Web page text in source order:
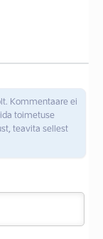
Kommentaare ei
toimetuse
teavita sellest